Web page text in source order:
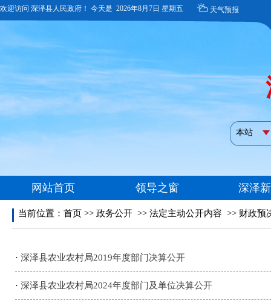
当前位置： 首页 >> 政务公开 >> 法定主动公开内容 >> 财政预
· 深泽县农业农村局2019年度部门决算公开
· 深泽县农业农村局2024年度部门及单位决算公开